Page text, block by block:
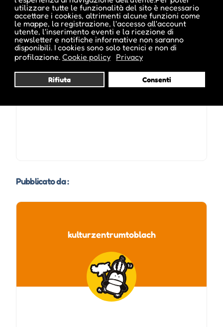
utilizzare tutte le funzionalità del sito è necessario
accettare i cookies, altrimenti alcune funzioni come
le mappe, la registrazione, l'accesso all'account
utente, l'inserimento eventi e la ricezione di
newsletter e notifiche informative non saranno
disponibili. I cookies sono solo tecnici e non di
profilazione. Cookie policy Privacy
Rifiuta Consenti
Date e orari evento :
Pubblicato da :
kulturzentrumtoblach